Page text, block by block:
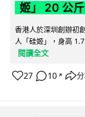
姬」 20 公
香港人於深圳創辦初
人「硅姬」，身高
閱讀全文
27 10 ↗